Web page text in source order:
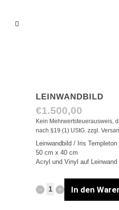
LEINWANDBILD
€1.500,00
Kein Mehrwertsteuerausweis,
nach §19 (1) UStG. zzgl.
Leinwandbild / Iris Templeton
50 cm x 40 cm
Acryl und Vinyl auf Leinwand
Leinwandbild In den